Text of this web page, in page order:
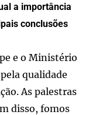
a importância
conclusões
e o Ministério
qualidade
As palestras
disso, fomos